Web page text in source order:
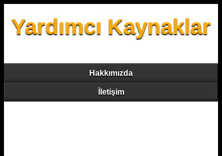
Yardımcı Kaynaklar
Hakkımızda
İletişim